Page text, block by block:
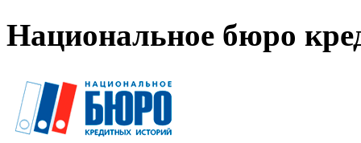
Национальное бюро